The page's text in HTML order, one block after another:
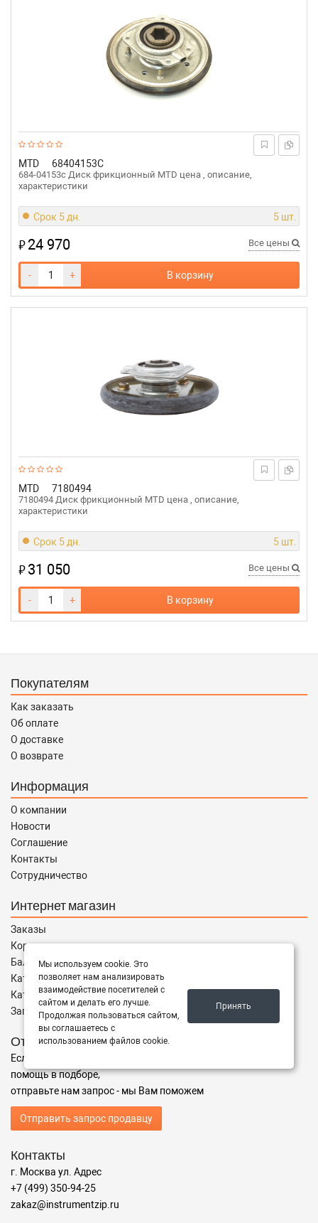
MTD 68404153C
684-04153c Диск фрикционный MTD цена , описание,
характеристики
Срок 5 дн. 5 шт.
₽24 970 Все цены
- + В корзину
MTD 7180494
7180494 Диск фрикционный MTD цена , описание,
характеристики
Срок 5 дн. 5 шт.
₽31 050 Все цены
- + В корзину
Покупателям
Как заказать
Об оплате
О доставке
О возврате
Информация
О компании
Новости
Соглашение
Контакты
Сотрудничество
Интернет магазин
Заказы
Корзина
Баланс
Каталог товаров
Каталог брендов
Запчасти по Маркам
Отправить запрос
Если Вы не нашли нужные запчасти, или Вам требуется
помощь в подборе,
отправьте нам запрос - мы Вам поможем
Отправить запрос продавцу
Контакты
г. Москва ул. Адрес
+7 (499) 350-94-25
zakaz@instrumentzip.ru
Мы используем cookie. Это
позволяет нам анализировать
взаимодействие посетителей с
сайтом и делать его лучше.
Продолжая пользоваться сайтом,
вы соглашаетесь с
использованием файлов cookie.
Принять